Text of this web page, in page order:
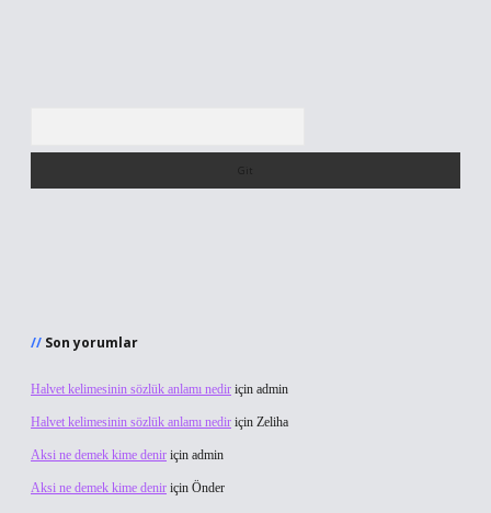
Son yorumlar
Halvet kelimesinin sözlük anlamı nedir için admin
Halvet kelimesinin sözlük anlamı nedir için Zeliha
Aksi ne demek kime denir için admin
Aksi ne demek kime denir için Önder